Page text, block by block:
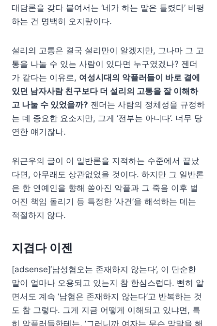
대담론을 갖다 붙여서는 ‘네가 하는 말은 틀렸다’ 비평
하는 건 명백히 오지랖이다.
설리의 고통은 결국 설리만이 알겠지만, 그나마 그 고
통을 나눌 수 있는 사람이 있다면 누구였겠나? 젠더
가 같다는 이유로, 여성시대의 악플러들이 바로 곁에
있던 남자사람 친구보다 더 설리의 고통을 잘 이해하
고 나눌 수 있었을까? 젠더는 사람의 정체성을 규정하
는 데 중요한 요소지만, 그게 ‘전부는 아니다’. 너무 당
연한 얘기잖나.
위근우의 글이 이 일반론을 지적하는 수준에서 끝났
다면, 아무래도 상관없었을 것이다. 하지만 그 일반론
은 한 연예인을 향해 쏟아진 악플과 그 죽음 이후 벌
어진 책임 돌리기 등 특정한 ‘사건’을 해석하는 데는
적절하지 않다.
지겹다 이젠
[adsense]‘남성혐오는 존재하지 않는다’, 이 단순한
말이 얼마나 오용되고 있는지 참 한심스럽다. 뻔히 알
면서도 계속 ‘남혐은 존재하지 않는다’고 반복하는 것
도 참 그렇다. 그게 지금 어떻게 이해되고 있냐면, 특
히 악플러들한테는, ‘그러니까 여자는 무슨 막말을 해